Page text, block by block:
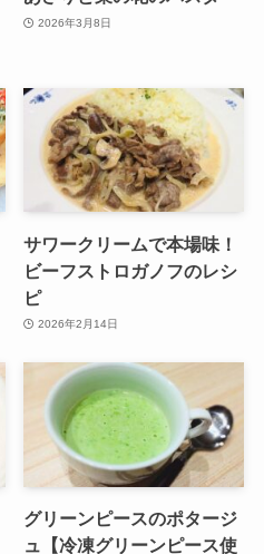
2026年3月8日
サワークリームで本場味！
ビーフストロガノフのレシ
ピ
2026年2月14日
グリーンピースのポタージ
ュ【冷凍グリーンピース使